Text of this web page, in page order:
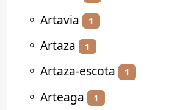
⚬ Artavia 1
⚬ Artaza 1
⚬ Artaza-escota 1
⚬ Arteaga 1